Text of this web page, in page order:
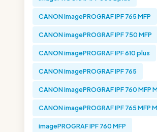
CANON imagePROGRAF IPF 765 MFP
CANON imagePROGRAF IPF 750 MFP
CANON imagePROGRAF IPF 610 plus
CANON imagePROGRAF IPF 765
CANON imagePROGRAF IPF 760 MFP
CANON imagePROGRAF IPF 765 MFP
imagePROGRAF IPF 760 MFP